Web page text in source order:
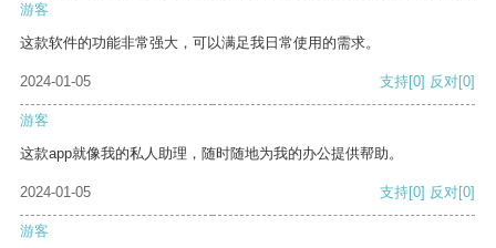
游客
这款软件的功能非常强大，可以满足我日常使用的需求。
2024-01-05 支持[0] 反对[0]
游客
这款app就像我的私人助理，随时随地为我的办公提供帮助。
2024-01-05 支持[0] 反对[0]
游客